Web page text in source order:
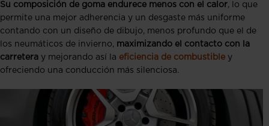
Su composición de goma endurece menos con el calor, lo que
permite una mejor adherencia y un desgaste más uniforme
contando con un diseño de dibujo, menos profundo que el de
los neumáticos de invierno, maximizando el contacto con la
carretera y mejorando así la eficiencia de combustible y
ofreciendo una conducción más silenciosa.